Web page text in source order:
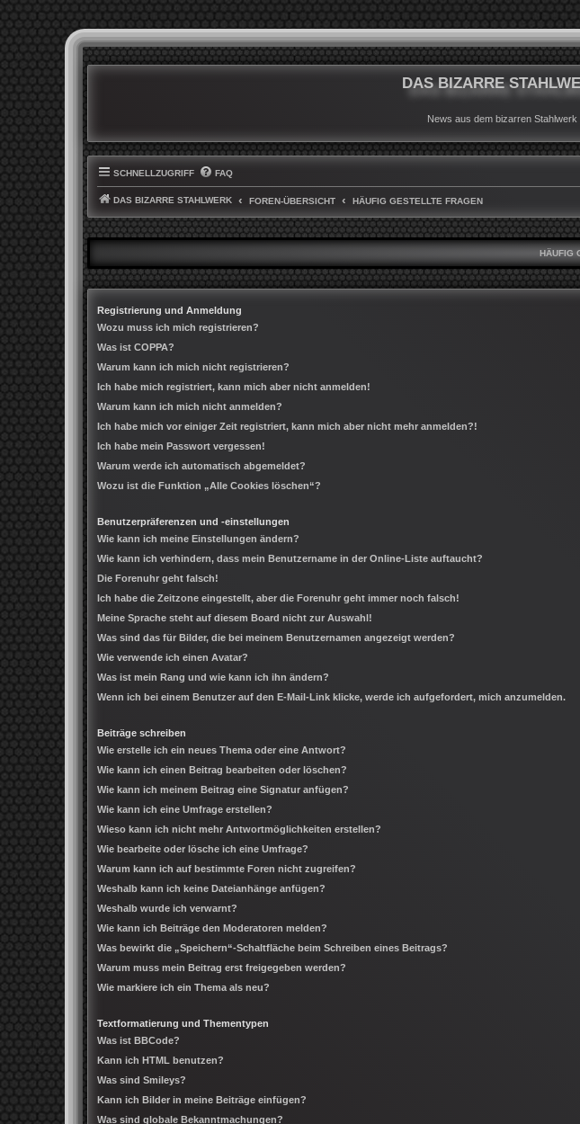
DAS BIZARRE
News aus dem bizarren Stahlwerk
SCHNELLZUGRIFF FAQ
DAS BIZARRE STAHLWERK FOREN-ÜBERSICHT HÄUFIG GESTELLTE FRAGEN
HÄUFIG
Registrierung und Anmeldung
Wozu muss ich mich registrieren?
Was ist COPPA?
Warum kann ich mich nicht registrieren?
Ich habe mich registriert, kann mich aber nicht anmelden!
Warum kann ich mich nicht anmelden?
Ich habe mich vor einiger Zeit registriert, kann mich aber nicht mehr anmelden?!
Ich habe mein Passwort vergessen!
Warum werde ich automatisch abgemeldet?
Wozu ist die Funktion „Alle Cookies löschen“?
Benutzerpräferenzen und -einstellungen
Wie kann ich meine Einstellungen ändern?
Wie kann ich verhindern, dass mein Benutzername in der Online-Liste auftaucht?
Die Forenuhr geht falsch!
Ich habe die Zeitzone eingestellt, aber die Forenuhr geht immer noch falsch!
Meine Sprache steht auf diesem Board nicht zur Auswahl!
Was sind das für Bilder, die bei meinem Benutzernamen angezeigt werden?
Wie verwende ich einen Avatar?
Was ist mein Rang und wie kann ich ihn ändern?
Wenn ich bei einem Benutzer auf den E-Mail-Link klicke, werde ich aufgefordert, mich anzumelden.
Beiträge schreiben
Wie erstelle ich ein neues Thema oder eine Antwort?
Wie kann ich einen Beitrag bearbeiten oder löschen?
Wie kann ich meinem Beitrag eine Signatur anfügen?
Wie kann ich eine Umfrage erstellen?
Wieso kann ich nicht mehr Antwortmöglichkeiten erstellen?
Wie bearbeite oder lösche ich eine Umfrage?
Warum kann ich auf bestimmte Foren nicht zugreifen?
Weshalb kann ich keine Dateianhänge anfügen?
Weshalb wurde ich verwarnt?
Wie kann ich Beiträge den Moderatoren melden?
Was bewirkt die „Speichern“-Schaltfläche beim Schreiben eines Beitrags?
Warum muss mein Beitrag erst freigegeben werden?
Wie markiere ich ein Thema als neu?
Textformatierung und Thementypen
Was ist BBCode?
Kann ich HTML benutzen?
Was sind Smileys?
Kann ich Bilder in meine Beiträge einfügen?
Was sind globale Bekanntmachungen?